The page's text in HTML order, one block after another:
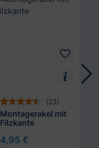
(23)
Montagerakel mit
Filzkante
4,95 €